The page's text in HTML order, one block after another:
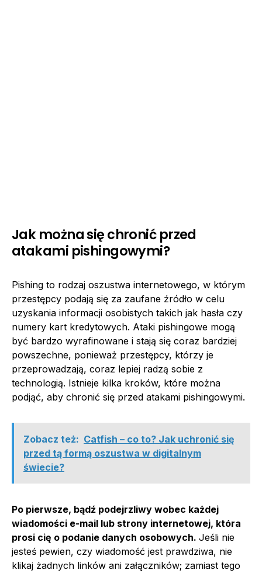
Jak można się chronić przed
atakami pishingowymi?
Pishing to rodzaj oszustwa internetowego, w którym
przestępcy podają się za zaufane źródło w celu
uzyskania informacji osobistych takich jak hasła czy
numery kart kredytowych. Ataki pishingowe mogą
być bardzo wyrafinowane i stają się coraz bardziej
powszechne, ponieważ przestępcy, którzy je
przeprowadzają, coraz lepiej radzą sobie z
technologią. Istnieje kilka kroków, które można
podjąć, aby chronić się przed atakami pishingowymi.
Zobacz też: Catfish – co to? Jak uchronić się
przed tą formą oszustwa w digitalnym
świecie?
Po pierwsze, bądź podejrzliwy wobec każdej
wiadomości e-mail lub strony internetowej, która
prosi cię o podanie danych osobowych. Jeśli nie
jesteś pewien, czy wiadomość jest prawdziwa, nie
klikaj żadnych linków ani załączników; zamiast tego